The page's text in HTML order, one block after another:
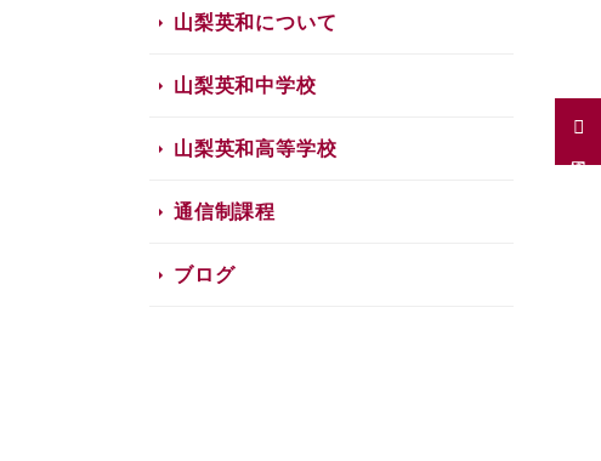
山梨英和について
山梨英和中学校
山梨英和高等学校
通信制課程
ブログ